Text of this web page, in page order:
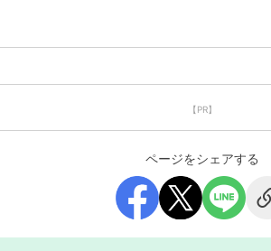
【PR】
ページをシェアする